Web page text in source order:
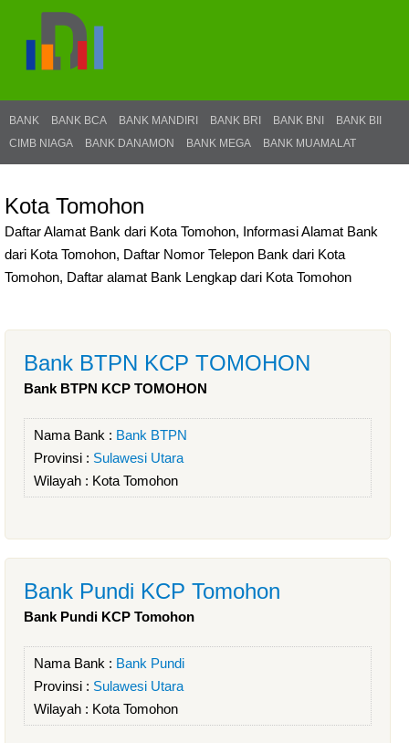
BANK BANK BCA BANK MANDIRI BANK BRI BANK BNI
BANK BII
CIMB NIAGA
BANK DANAMON BANK MEGA BANK MUAMALAT
Kota Tomohon
Daftar Alamat Bank dari Kota Tomohon, Informasi Alamat Bank
dari Kota Tomohon, Daftar Nomor Telepon Bank dari Kota
Tomohon, Daftar alamat Bank Lengkap dari Kota Tomohon
Bank BTPN KCP TOMOHON
Bank BTPN KCP TOMOHON
Nama Bank : Bank BTPN
Provinsi : Sulawesi Utara
Wilayah : Kota Tomohon
Bank Pundi KCP Tomohon
Bank Pundi KCP Tomohon
Nama Bank : Bank Pundi
Provinsi : Sulawesi Utara
Wilayah : Kota Tomohon